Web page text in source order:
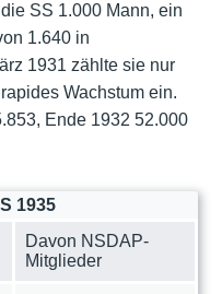
SS 1.000 Mann, ein
1.640 in
1931 zählte sie nur
Wachstum ein.
Ende 1932 52.000
1935
Davon NSDAP-
Mitglieder